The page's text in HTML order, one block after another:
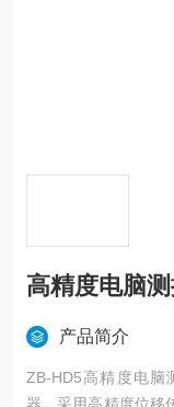
高精度电脑
产品简介
ZB-HD5高精度电